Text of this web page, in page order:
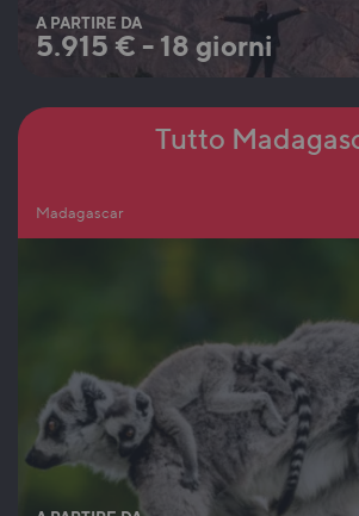
A PARTIRE DA
5.915 € - 18 giorni
Madagascar
Tutto